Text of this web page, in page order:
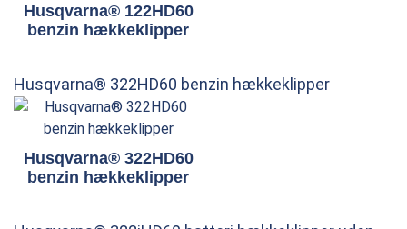
Husqvarna® 122HD60
benzin hækkeklipper
Husqvarna® 322HD60 benzin hækkeklipper
Husqvarna® 322HD60
benzin hækkeklipper